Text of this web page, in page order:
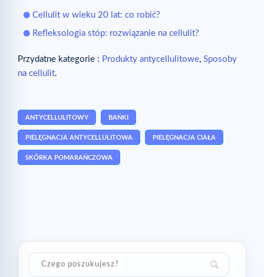
Cellulit w wieku 20 lat: co robić?
Refleksologia stóp: rozwiązanie na cellulit?
Przydatne kategorie : Produkty antycellulitowe, Sposoby
na cellulit.
ANTYCELLULITOWY BAŃKI
PIELĘGNACJA ANTYCELLULITOWA PIELĘGNACJA CIAŁA
SKÓRKA POMARAŃCZOWA